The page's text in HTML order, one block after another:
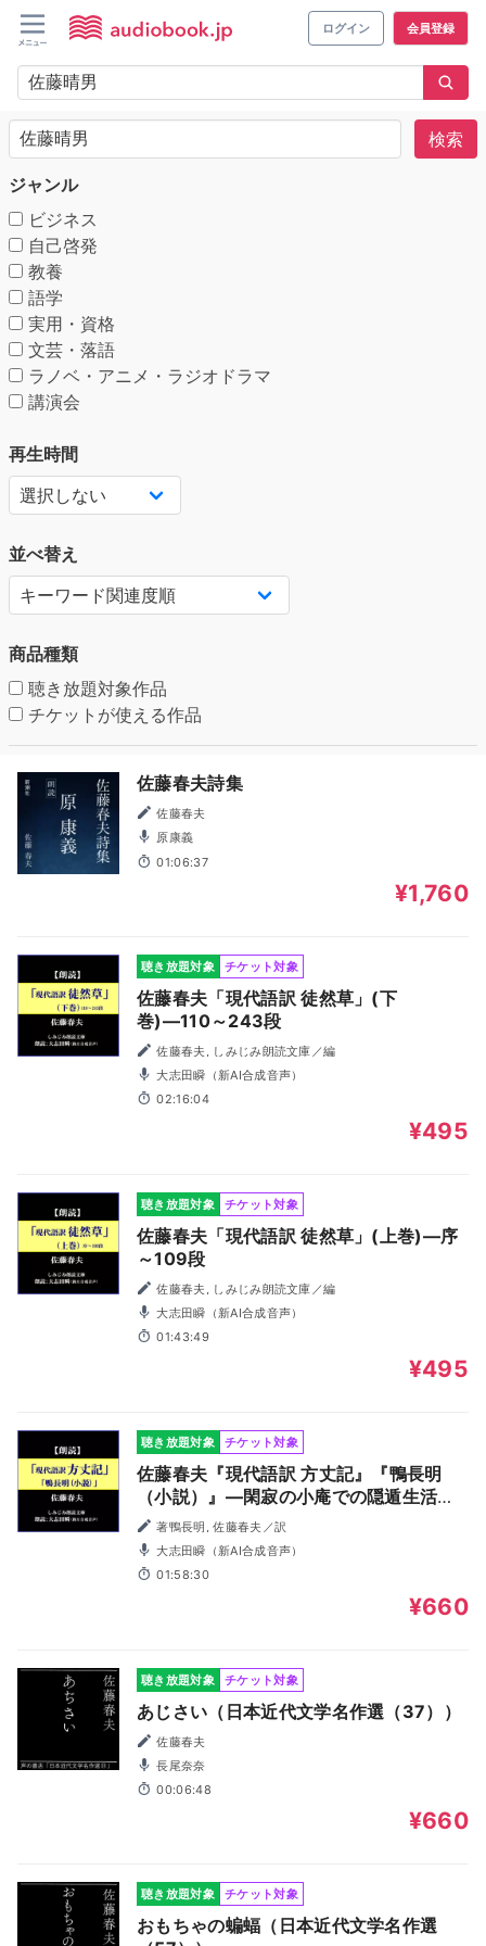
ログイン 会員登録
検索
ジャンル
ビジネス
自己啓発
教養
語学
実用・資格
文芸・落語
ラノベ・アニメ・ラジオドラマ
講演会
再生時間
並べ替え
商品種類
聴き放題対象作品
チケットが使える作品
佐藤春夫詩集
佐藤春夫
原康義
01:06:37
¥1,760
聴き放題対象 チケット対象
佐藤春夫「現代語訳 徒然草」(下
巻)―110～243段
佐藤春夫, しみじみ朗読文庫／編
大志田瞬（新AI合成音声）
02:16:04
¥495
聴き放題対象 チケット対象
佐藤春夫「現代語訳 徒然草」(上巻)―序
～109段
佐藤春夫, しみじみ朗読文庫／編
大志田瞬（新AI合成音声）
01:43:49
¥495
聴き放題対象 チケット対象
佐藤春夫『現代語訳 方丈記』『鴨長明
（小説）』―閑寂の小庵での隠遁生活、
天変地異の迫真の描写など（しみじみ朗
読文庫）
著鴨長明, 佐藤春夫／訳
大志田瞬（新AI合成音声）
01:58:30
¥660
聴き放題対象 チケット対象
あじさい（日本近代文学名作選（37））
佐藤春夫
長尾奈奈
00:06:48
¥660
聴き放題対象 チケット対象
おもちゃの蝙蝠（日本近代文学名作選